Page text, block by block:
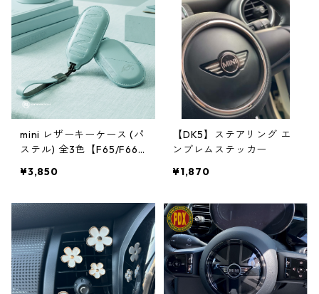
mini レザーキーケース (パ
ステル) 全3色【F65/F66/
¥3,850
【DK5】ステアリング エ
ンブレムステッカー
¥1,870